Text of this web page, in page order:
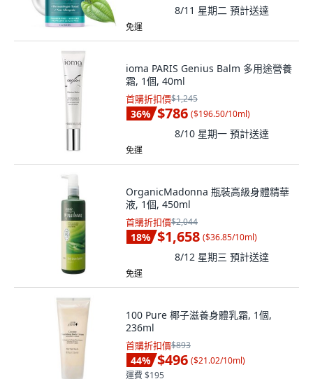
8/11 星期二 預計送達
免運
ioma PARIS Genius Balm 多用途營養
霜, 1個, 40ml
首購折扣價$1,245
36% $786 ($196.50/10ml)
8/10 星期一 預計送達
免運
OrganicMadonna 瓶裝高級身體精華
液, 1個, 450ml
首購折扣價$2,044
18% $1,658 ($36.85/10ml)
8/12 星期三 預計送達
免運
100 Pure 椰子滋養身體乳霜, 1個,
236ml
首購折扣價$893
44% $496 ($21.02/10ml)
運費 $195